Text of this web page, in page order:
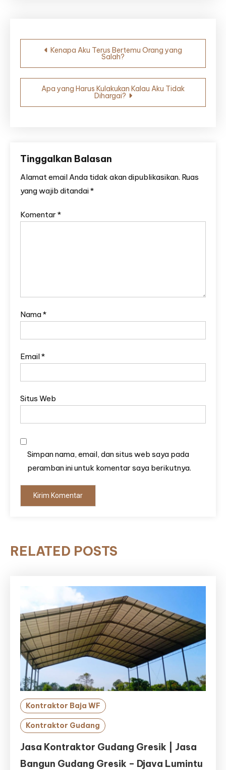
Navigasi
pos
Kenapa Aku Terus Bertemu Orang yang
Salah?
Apa yang Harus Kulakukan Kalau Aku Tidak
Dihargai?
Tinggalkan Balasan
Alamat email Anda tidak akan dipublikasikan. Ruas
yang wajib ditandai*
Komentar *
Nama*
Email*
Situs Web
Simpan nama, email, dan situs web saya pada
peramban ini untuk komentar saya berikutnya.
RELATED POSTS
Kontraktor Baja WF
Kontraktor Gudang
Jasa Kontraktor Gudang Gresik | Jasa
Bangun Gudang Gresik – Djava Lumintu